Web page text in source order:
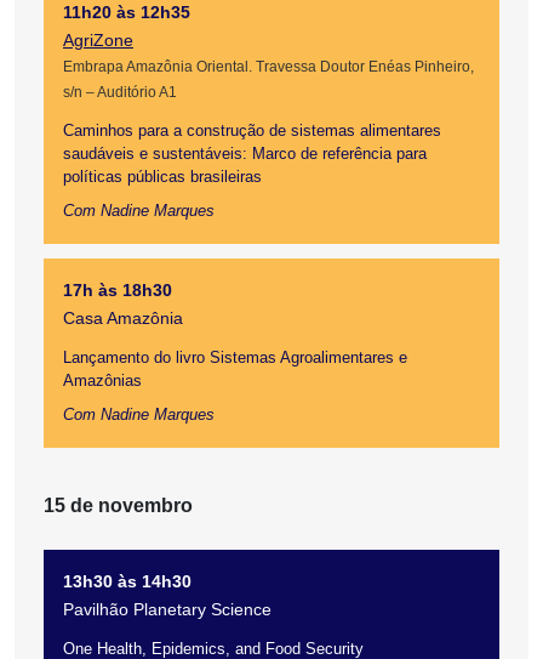
11h20 às 12h35
AgriZone
Embrapa Amazônia Oriental. Travessa Doutor Enéas Pinheiro,
s/n – Auditório A1
Caminhos para a construção de sistemas alimentares
saudáveis e sustentáveis: Marco de referência para
políticas públicas brasileiras
Com Nadine Marques
17h às 18h30
Casa Amazônia
Lançamento do livro Sistemas Agroalimentares e
Amazônias
Com Nadine Marques
15 de novembro
13h30 às 14h30
Pavilhão Planetary Science
One Health, Epidemics, and Food Security